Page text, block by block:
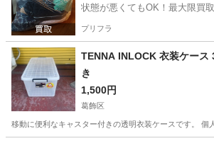
状態が悪くてもOK！最大限買
プリフラ
TENNA INLOCK 衣装ケース
き
1,500円
葛飾区
移動に便利なキャスター付きの透明衣装ケースです。